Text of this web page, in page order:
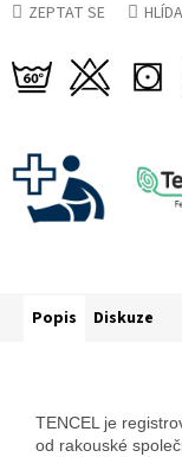
ZEPTAT SE
Popis Diskuze
TENCEL je
od rakouské